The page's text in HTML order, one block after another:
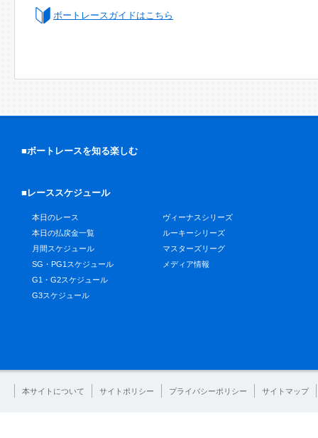
ボートレースガイドはこちら
■ボートレースを知る楽しむ
■レーススケジュール
本日のレース
本日の払戻金一覧
月間スケジュール
SG・PG1スケジュール
G1・G2スケジュール
G3スケジュール
ヴィーナスシリーズ
ルーキーシリーズ
マスターズリーグ
メディア情報
本サイトについて サイトポリシー プライバシーポリシー サイトマップ